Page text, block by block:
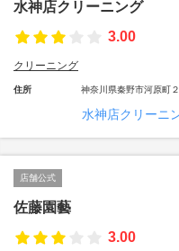
水神店クリーニング
3.00
クリーニング
住所 神奈川県秦野市河原町
水神店クリーニ
店舗公式
佐藤園藝
3.00